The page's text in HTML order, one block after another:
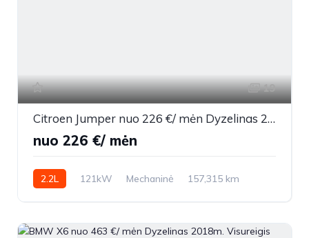
19
Citroen Jumper nuo 226 €/ mėn Dyzelinas 2021m. Komercinis Mechaninė
nuo 226 €/ mėn
2.2L 121kW Mechaninė
157,315 km